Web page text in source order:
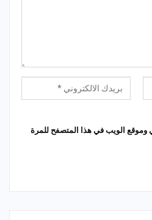
وموقع الويب في هذا المتصفح للمرة